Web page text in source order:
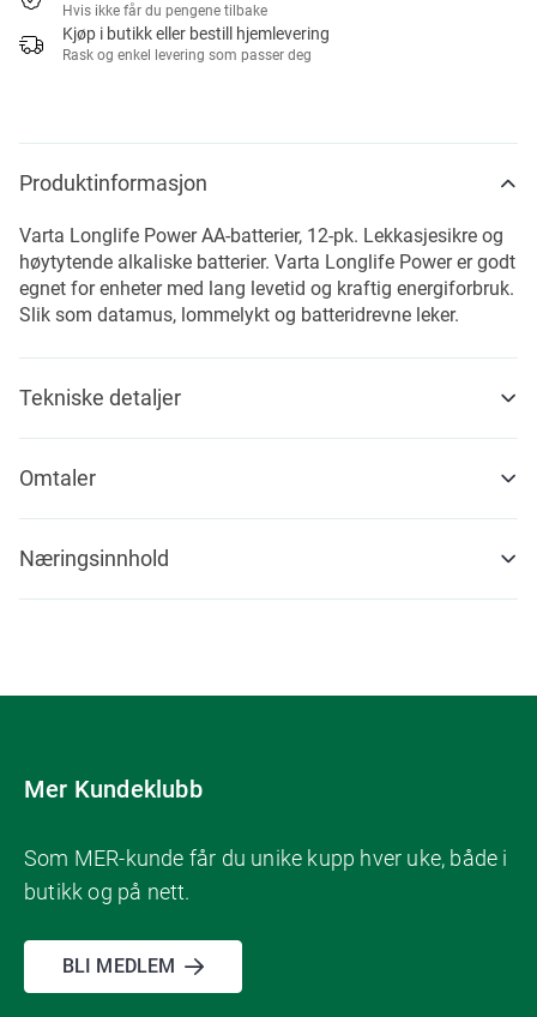
Hvis ikke får du pengene tilbake
Kjøp i butikk eller bestill hjemlevering
Rask og enkel levering som passer deg
Produktinformasjon
Varta Longlife Power AA-batterier, 12-pk. Lekkasjesikre og
høytytende alkaliske batterier. Varta Longlife Power er godt
egnet for enheter med lang levetid og kraftig energiforbruk.
Slik som datamus, lommelykt og batteridrevne leker.
Tekniske detaljer
Omtaler
Næringsinnhold
Mer Kundeklubb
Som MER-kunde får du unike kupp hver uke, både i
butikk og på nett.
BLI MEDLEM